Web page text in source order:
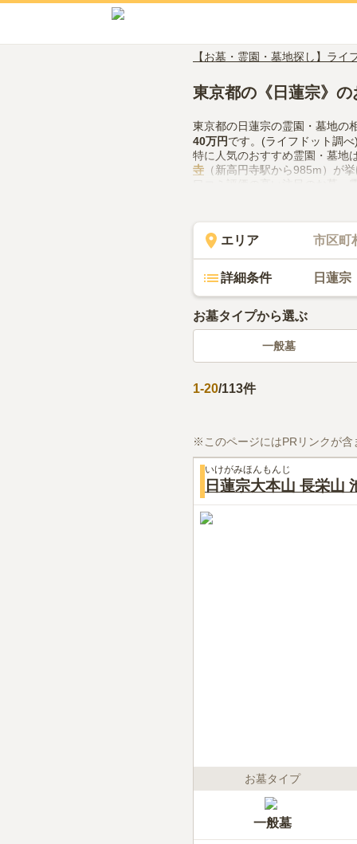
【お墓・霊園・墓地探し】ライ
東京都の《日蓮宗》の
東京都の日蓮宗の霊園・墓地の
40万円です。(ライフドット調べ
特に人気のおすすめ霊園・墓地
寺 （新高円寺駅から985m）が
制、近隣での供花やお線香の入
ださい。エリア 市区町
詳細条件 日蓮宗
お墓タイプから選ぶ
一般墓
1-20/113件
※このページにはPRリンクが含
いけがみほんもんじ
日蓮宗大本山 長栄山
お墓タイプ
一般墓